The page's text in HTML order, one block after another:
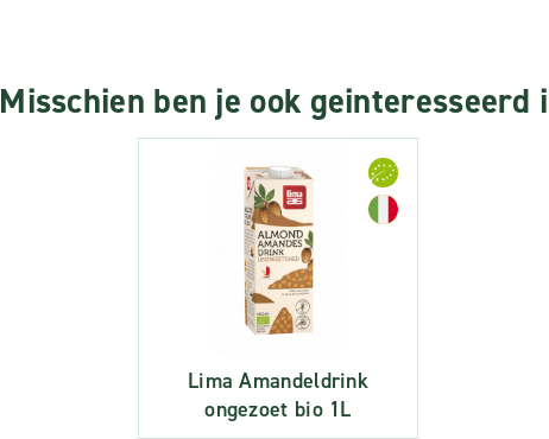
Misschien ben je ook geinteresseerd
Lima Amandeldrink
ongezoet bio 1L